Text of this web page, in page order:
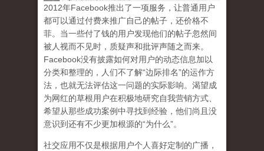
2012年Facebook推出了一项服务，让普通用户
都可以通过付费来推广自己的帖子，还价格不
菲。当一些付了钱的用户发现他们的帖子忽然间
被人视而不见时，质疑声和批评声随之而来。
Facebook没有披露如何对用户的动态信息加以
分类和整理的，人们不了解“边际排名”的运作方
法，也就无法评估这一问题的实际影响。渴望成
为网红的草根用户在积极地研究自我营销方式、
希望从那些成功案例中寻找到经验，他们尚且没
意识到 还有不少更加根源的“为什么”。
社交应用不仅是根据用户个人喜好定制的广播，